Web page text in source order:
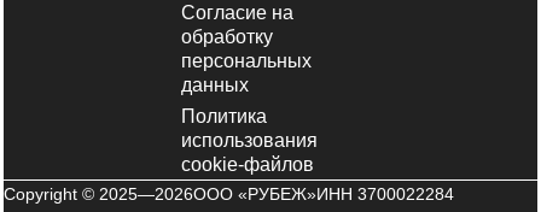
Согласие на
обработку
персональных
данных
Политика
использования
cookie-файлов
Copyright © 2025—2026ООО «РУБЕЖ»ИНН 3700022284